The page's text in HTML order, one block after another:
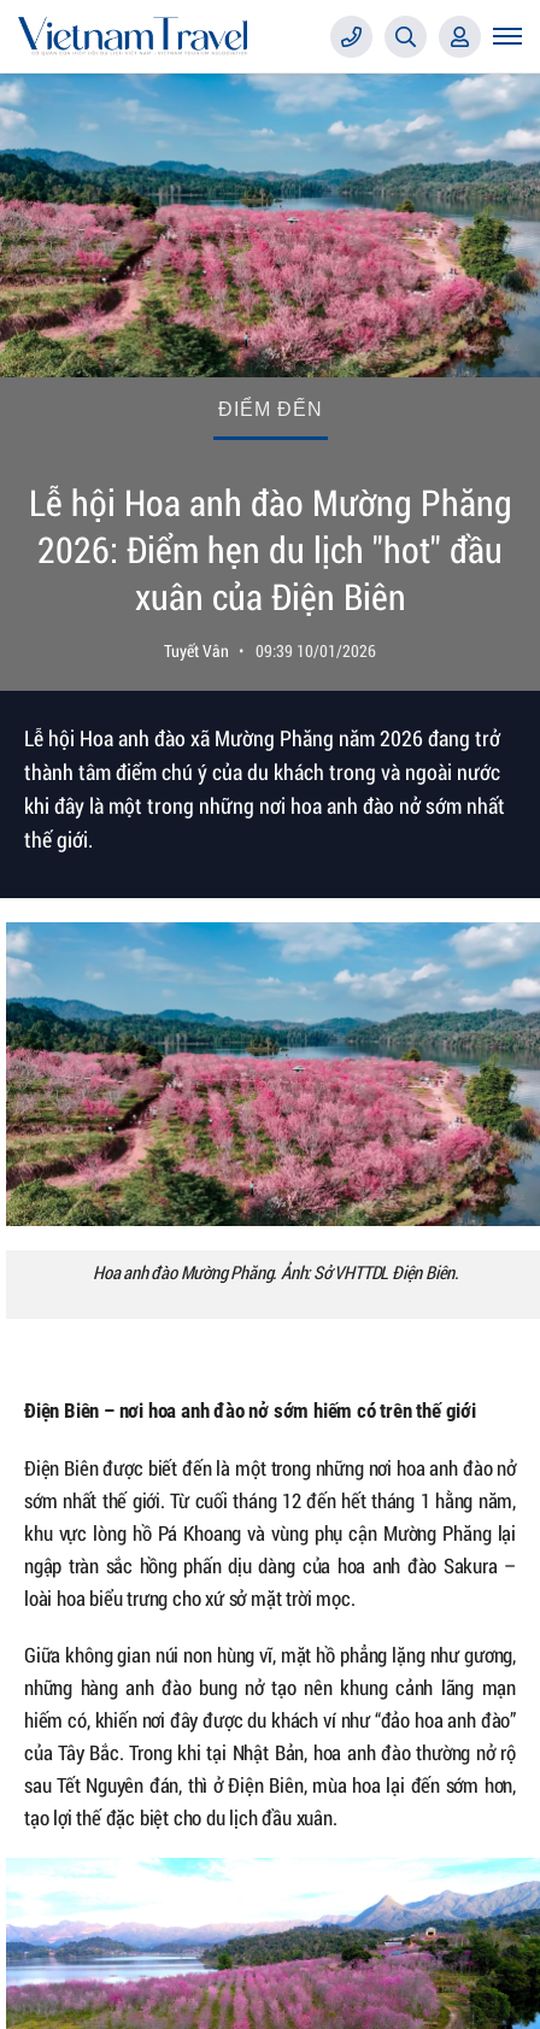
ĐIỂM ĐẾN
Lễ hội Hoa anh đào Mường Phăng
2026: Điểm hẹn du lịch "hot" đầu
xuân của Điện Biên
Tuyết Vân 09:39 10/01/2026
Lễ hội Hoa anh đào xã Mường Phăng năm 2026 đang trở
thành tâm điểm chú ý của du khách trong và ngoài nước
khi đây là một trong những nơi hoa anh đào nở sớm nhất
thế giới.
Hoa anh đào Mường Phăng. Ảnh: Sở VHTTDL Điện Biên.
Điện Biên – nơi hoa anh đào nở sớm hiếm có trên thế giới
Điện Biên được biết đến là một trong những nơi hoa anh đào nở
sớm nhất thế giới. Từ cuối tháng 12 đến hết tháng 1 hằng năm,
khu vực lòng hồ Pá Khoang và vùng phụ cận Mường Phăng lại
ngập tràn sắc hồng phấn dịu dàng của hoa anh đào Sakura –
loài hoa biểu trưng cho xứ sở mặt trời mọc.
Giữa không gian núi non hùng vĩ, mặt hồ phẳng lặng như gương,
những hàng anh đào bung nở tạo nên khung cảnh lãng mạn
hiếm có, khiến nơi đây được du khách ví như “đảo hoa anh đào”
của Tây Bắc. Trong khi tại Nhật Bản, hoa anh đào thường nở rộ
sau Tết Nguyên đán, thì ở Điện Biên, mùa hoa lại đến sớm hơn,
tạo lợi thế đặc biệt cho du lịch đầu xuân.